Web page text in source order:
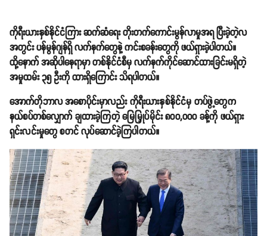
ကိုရီးယားနှစ်နိုင်ငံကြား ဆက်ဆံရေး တိုးတက်ကောင်းမွန်လာမှုအရ ပြီးခဲ့တဲ့လ
အတွင်း ပန်မွန်ဂျန်ရှိ လက်နက်တွေနဲ့ ကင်းစခန်းတွေကို ဖယ်ရှားခဲ့ပါတယ်။
ထို့နောက် အဆိုပါနေရာမှာ တစ်နိုင်ငံစီမှ လက်နက်ကိုင်ဆောင်ထားခြင်းမရှိတဲ့
အမှုထမ်း ၃၅ ဦးကို ထားရှိကြောင်း သိရပါတယ်။
အောက်တိုဘာလ အစောပိုင်းမှာလည်း ကိုရီးယားနှစ်နိုင်ငံမှ တပ်ဖွဲ့တွေက
နယ်စပ်တစ်လျှောက် ချထားခဲ့ကြတဲ့ မြေမြှုပ်မိုင်း ၈၀၀,၀၀၀ ခန့်ကို ဖယ်ရှား
ရှင်းလင်းမှုတွေ စတင် လုပ်ဆောင်ခဲ့ကြပါတယ်။